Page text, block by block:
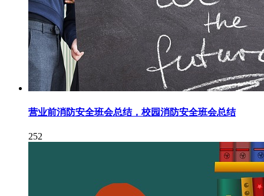
营业前消防安全班会总结，校园消防安全班会总结
252